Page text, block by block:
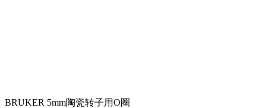
BRUKER 5mm陶瓷转子用O圈